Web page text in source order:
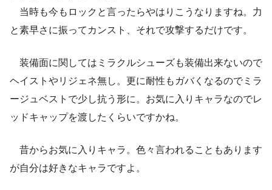
当時も今もロックと言ったらやはりこうなりますね。力
と素早さに振ってカンスト、それで攻撃するだけです。
装備面に関してはミラクルシューズも装備出来ないので
ヘイストやリジェネ無し。更に耐性もガバくなるのでミラ
ージュベストで少し抗う形に。お気に入りキャラなのでレ
ッドキャップを渡したくらいですかね。
昔からお気に入りキャラ。色々言われることもあります
が自分は好きなキャラですよ。